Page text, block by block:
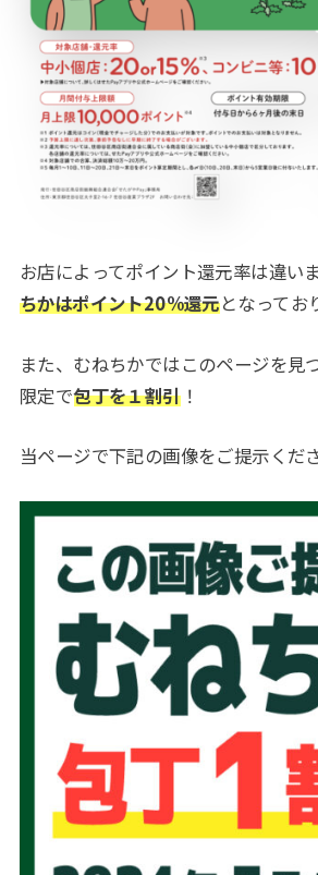
お店によってポイント還元率は違い
ちかはポイント20%還元となってお
また、むねちかではこのページを見
限定で包丁を１割引！
当ページで下記の画像をご提示くだ